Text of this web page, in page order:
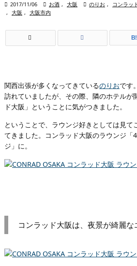
 2017/11/06  お酒 , 大阪  のりお , コンラッ
,
大阪 , 大阪市内
B!
関西出張が多くなってきているのりおです
訪れていましたが、その際、隣のホテルが
ド大阪」ということに気がつきました。
ということで、ラウンジ好きとしては見て
てきました。コンラッド大阪のラウンジ「
ジ」に。
コンラッド大阪は、夜景が綺麗な